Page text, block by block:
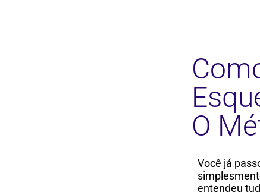
O
Você já
entendeu